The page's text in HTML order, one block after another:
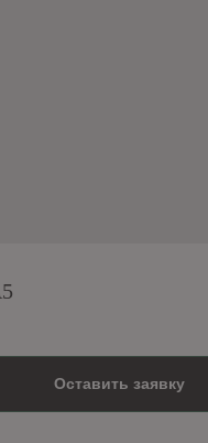
Оставить заявку